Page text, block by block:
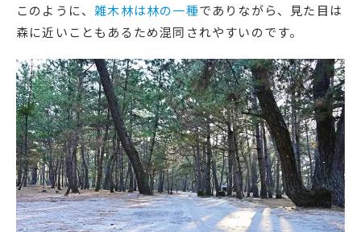
このように、雑木林は林の一種でありながら、見た目は
森に近いこともあるため混同されやすいのです。